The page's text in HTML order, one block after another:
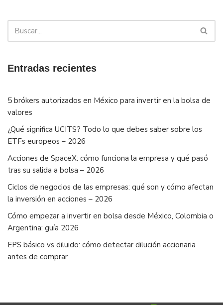
Entradas recientes
5 brókers autorizados en México para invertir en la bolsa de
valores
¿Qué significa UCITS? Todo lo que debes saber sobre los
ETFs europeos – 2026
Acciones de SpaceX: cómo funciona la empresa y qué pasó
tras su salida a bolsa – 2026
Ciclos de negocios de las empresas: qué son y cómo afectan
la inversión en acciones – 2026
Cómo empezar a invertir en bolsa desde México, Colombia o
Argentina: guía 2026
EPS básico vs diluido: cómo detectar dilución accionaria
antes de comprar